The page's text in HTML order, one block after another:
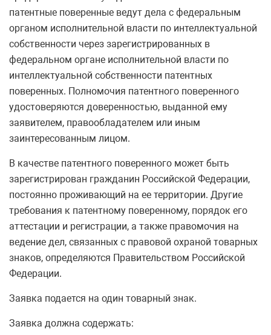
патентные поверенные ведут дела с федеральным
органом исполнительной власти по интеллектуальной
собственности через зарегистрированных в
федеральном органе исполнительной власти по
интеллектуальной собственности патентных
поверенных. Полномочия патентного поверенного
удостоверяются доверенностью, выданной ему
заявителем, правообладателем или иным
заинтересованным лицом.
В качестве патентного поверенного может быть
зарегистрирован гражданин Российской Федерации,
постоянно проживающий на ее территории. Другие
требования к патентному поверенному, порядок его
аттестации и регистрации, а также правомочия на
ведение дел, связанных с правовой охраной товарных
знаков, определяются Правительством Российской
Федерации.
Заявка подается на один товарный знак.
Заявка должна содержать: